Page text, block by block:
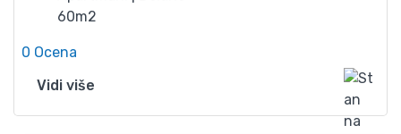
60m2
0 Ocena
Vidi više